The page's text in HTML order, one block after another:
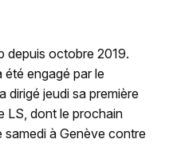
depuis octobre 2019.
été engagé par le
dirigé jeudi sa première
LS, dont le prochain
samedi à Genève contre